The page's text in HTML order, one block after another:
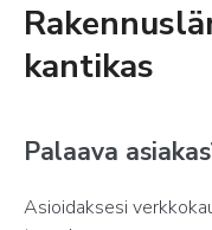
kantikas
Palaava
Asioidaksesi